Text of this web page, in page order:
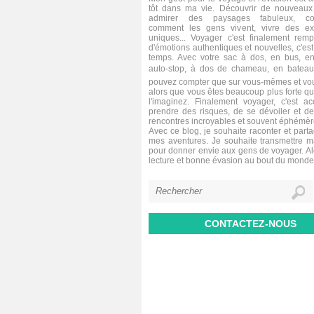
tôt dans ma vie. Découvrir de nouveaux
admirer des paysages fabuleux,
comment les gens vivent, vivre des
uniques... Voyager c'est finalement
d'émotions authentiques et nouvelles,
temps. Avec votre sac à dos, en bus,
auto-stop, à dos de chameau, en
pouvez compter que sur vous-mêmes et
alors que vous êtes beaucoup plus forte
l'imaginez. Finalement voyager, c'est
prendre des risques, de se dévoiler et
rencontres incroyables et souvent
Avec ce blog, je souhaite raconter et
mes aventures. Je souhaite transmettre
pour donner envie aux gens de voyager.
lecture et bonne évasion au bout du
CONTACTEZ-NOUS